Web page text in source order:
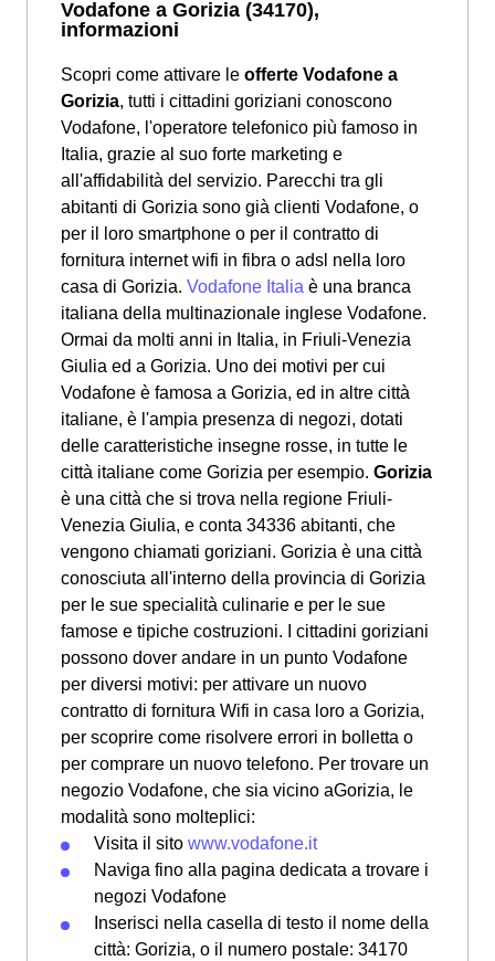
Vodafone a Gorizia (34170),
informazioni
Scopri come attivare le offerte Vodafone a
Gorizia, tutti i cittadini goriziani conoscono
Vodafone, l'operatore telefonico più famoso in
Italia, grazie al suo forte marketing e
all'affidabilità del servizio. Parecchi tra gli
abitanti di Gorizia sono già clienti Vodafone, o
per il loro smartphone o per il contratto di
fornitura internet wifi in fibra o adsl nella loro
casa di Gorizia. Vodafone Italia è una branca
italiana della multinazionale inglese Vodafone.
Ormai da molti anni in Italia, in Friuli-Venezia
Giulia ed a Gorizia. Uno dei motivi per cui
Vodafone è famosa a Gorizia, ed in altre città
italiane, è l'ampia presenza di negozi, dotati
delle caratteristiche insegne rosse, in tutte le
città italiane come Gorizia per esempio. Gorizia
è una città che si trova nella regione Friuli-
Venezia Giulia, e conta 34336 abitanti, che
vengono chiamati goriziani. Gorizia è una città
conosciuta all'interno della provincia di Gorizia
per le sue specialità culinarie e per le sue
famose e tipiche costruzioni. I cittadini goriziani
possono dover andare in un punto Vodafone
per diversi motivi: per attivare un nuovo
contratto di fornitura Wifi in casa loro a Gorizia,
per scoprire come risolvere errori in bolletta o
per comprare un nuovo telefono. Per trovare un
negozio Vodafone, che sia vicino aGorizia, le
modalità sono molteplici:
Visita il sito www.vodafone.it
Naviga fino alla pagina dedicata a trovare i
negozi Vodafone
Inserisci nella casella di testo il nome della
città: Gorizia, o il numero postale: 34170